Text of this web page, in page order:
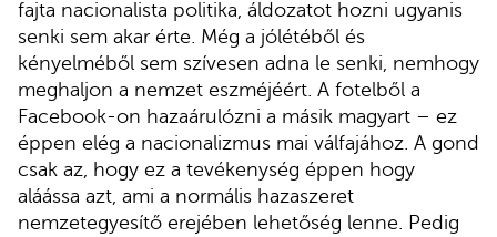
fajta nacionalista politika, áldozatot hozni ugyanis
senki sem akar érte. Még a jólétéből és
kényelméből sem szívesen adna le senki, nemhogy
meghaljon a nemzet eszméjéért. A fotelből a
Facebook-on hazaárulózni a másik magyart – ez
éppen elég a nacionalizmus mai válfajához. A gond
csak az, hogy ez a tevékenység éppen hogy
aláássa azt, ami a normális hazaszeret
nemzetegyesítő erejében lehetőség lenne. Pedig